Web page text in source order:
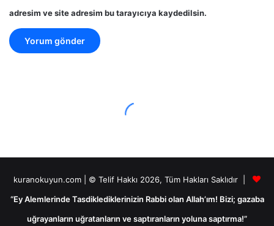
adresim ve site adresim bu tarayıcıya kaydedilsin.
kuranokuyun.com | © Telif Hakkı 2026, Tüm Hakları Saklıdır |
“Ey Alemlerinde Tasdiklediklerinizin Rabbi olan Allah’ım! Bizi; gazaba
uğrayanların uğratanların ve saptıranların yoluna saptırma!”